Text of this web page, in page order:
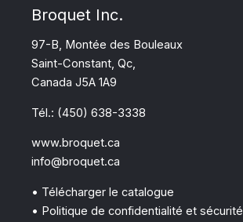
Broquet Inc.
97-B, Montée des Bouleaux
Saint-Constant, Qc,
Canada J5A 1A9
Tél.: (450) 638-3338
www.broquet.ca
info@broquet.ca
• Télécharger le catalogue
• Politique de confidentialité et sécurité